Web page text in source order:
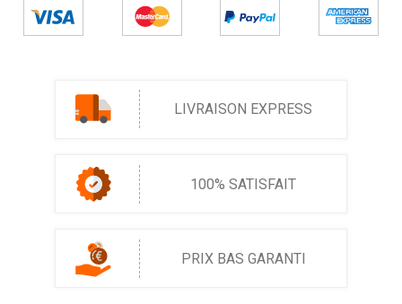
LIVRAISON EXPRESS
100% SATISFAIT
PRIX BAS GARANTI